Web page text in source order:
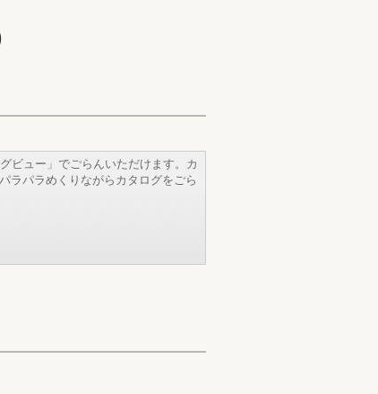
ビュー」でごらんいただけます。カ
ラパラめくりながらカタログをごら